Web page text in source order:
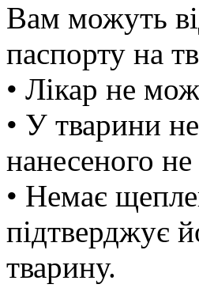
Вам можуть
паспорту на
• Лікар не
• У тварини
нанесеного
• Немає
підтверджує
тварину.